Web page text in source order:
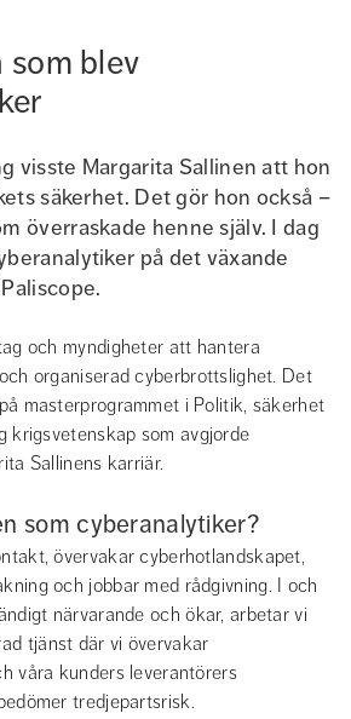
som blev
visste Margarita Sallinen att hon
säkerhet. Det gör hon också –
överraskade henne själv. I dag
på det växande
och myndigheter att hantera
organiserad cyberbrottslighet. Det
masterprogrammet i Politik, säkerhet
krigsvetenskap som avgjorde
Sallinens karriär.
som cyberanalytiker?
övervakar cyberhotlandskapet,
och jobbar med rådgivning. I och
närvarande och ökar, arbetar vi
tjänst där vi övervakar
våra kunders leverantörers
tredjepartsrisk.